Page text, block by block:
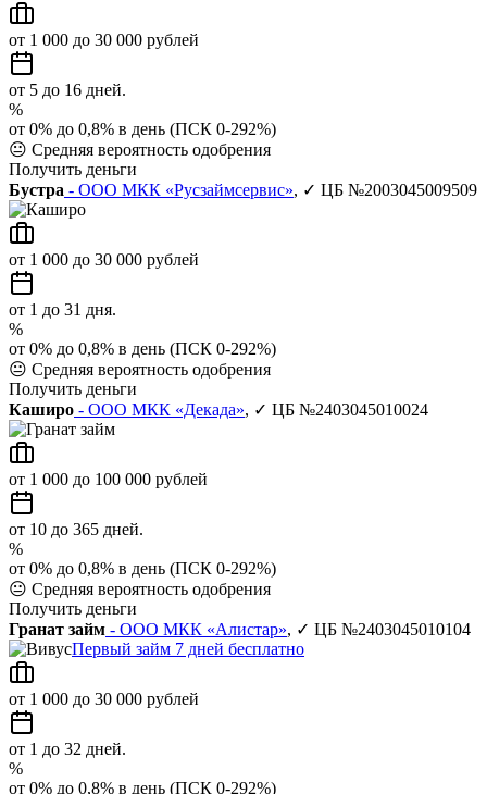
от 1 000 до 30 000 рублей
от 5 до 16 дней.
%
от 0% до 0,8% в день (ПСК 0-292%)
😐 Средняя вероятность одобрения
Получить деньги
Бустра - ООО МКК «Русзаймсервис», ✓ ЦБ №2003045009509
от 1 000 до 30 000 рублей
от 1 до 31 дня.
%
от 0% до 0,8% в день (ПСК 0-292%)
😐 Средняя вероятность одобрения
Получить деньги
Каширо - ООО МКК «Декада», ✓ ЦБ №2403045010024
от 1 000 до 100 000 рублей
от 10 до 365 дней.
%
от 0% до 0,8% в день (ПСК 0-292%)
😐 Средняя вероятность одобрения
Получить деньги
Гранат займ - ООО МКК «Алистар», ✓ ЦБ №2403045010104
Первый займ 7 дней бесплатно
от 1 000 до 30 000 рублей
от 1 до 32 дней.
%
от 0% до 0,8% в день (ПСК 0-292%)